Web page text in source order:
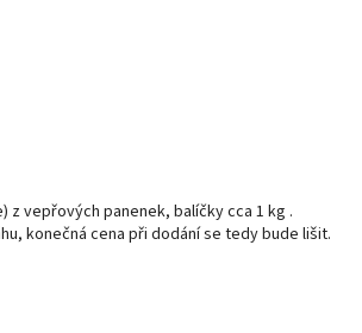
z vepřových panenek, balíčky cca 1 kg .
konečná cena při dodání se tedy bude lišit.